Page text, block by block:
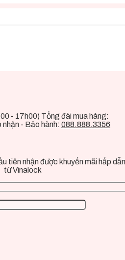
- 17h00) Tổng đài mua hàng:
nhận - Bảo hành: 088.888.3356
tiên nhận được khuyến mãi hấp dẫn
từ Vinalock